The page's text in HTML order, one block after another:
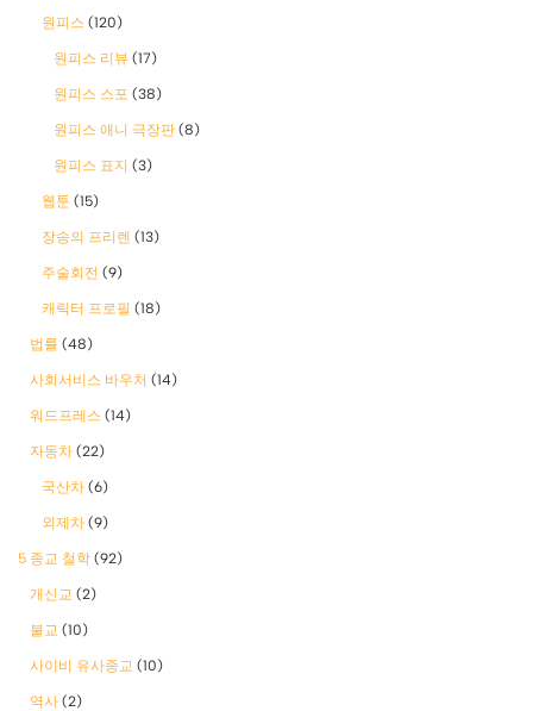
원피스 (120)
원피스 리뷰 (17)
원피스 스포 (38)
원피스 애니 극장판 (8)
원피스 표지 (3)
웹툰 (15)
장송의 프리렌 (13)
주술회전 (9)
캐릭터 프로필 (18)
법률 (48)
사회서비스 바우처 (14)
워드프레스 (14)
자동차 (22)
국산차 (6)
외제차 (9)
5 종교 철학 (92)
개신교 (2)
불교 (10)
사이비 유사종교 (10)
역사 (2)